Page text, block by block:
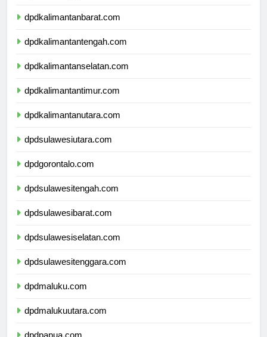
dpdkalimantanbarat.com
dpdkalimantantengah.com
dpdkalimantanselatan.com
dpdkalimantantimur.com
dpdkalimantanutara.com
dpdsulawesiutara.com
dpdgorontalo.com
dpdsulawesitengah.com
dpdsulawesibarat.com
dpdsulawesiselatan.com
dpdsulawesitenggara.com
dpdmaluku.com
dpdmalukuutara.com
dpdpapua.com